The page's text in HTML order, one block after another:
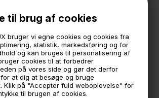
til brug af cookies
bruger vi egne cookies og cookies fra
statistik, markedsføring og for
og kan bruges til personalisering af
cookies til at forbedrer
på vores side og gør det derfor
at dig at besøge og bruge
Klik på "Accepter fuld weboplevelse" for
til brugen af cookies.
og kunstige blomster
ikke